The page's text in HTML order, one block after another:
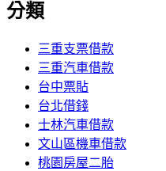
分類
三重支票借款
三重汽車借款
台中票貼
台北借錢
士林汽車借款
文山區機車借款
桃園房屋二胎